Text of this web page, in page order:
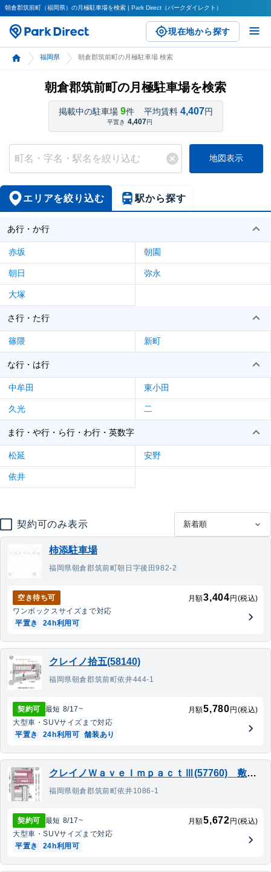
朝倉郡筑前町（福岡県）の月極駐車場を検索 | Park Direct（パークダイレクト）
現在地から探す
福岡県 朝倉郡筑前町の月極駐車場 検索
朝倉郡筑前町の月極駐車場を検索
掲載中の駐車場 9件 平均賃料 4,407円
平置き 4,407円
地図表示
エリアを絞り込む 駅から探す
あ行・か行
赤坂 朝園
朝日 弥永
大塚
さ行・た行
篠隈 新町
な行・は行
中牟田 東小田
久光 二
ま行・や行・ら行・わ行・英数字
松延 安野
依井
契約可のみ表示
柿添駐車場
福岡県朝倉郡筑前町朝日字後田982-2
空き待ち可 月額3,404 円(税込)
ワンボックスサイズまで対応
平置き
24h利用可
クレイノ拾五(58140)
福岡県朝倉郡筑前町依井444-1
契約可 最短 8/17~ 月額5,780 円(税込)
大型車・SUVサイズまで対応
平置き
24h利用可 舗装あり
クレイノＷａｖｅＩｍｐａｃｔⅢ(57760) 敷地外駐車場
福岡県朝倉郡筑前町依井1086-1
契約可 最短 8/17~ 月額5,672 円(税込)
大型車・SUVサイズまで対応
平置き
24h利用可